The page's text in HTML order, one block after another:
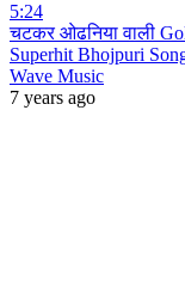
5:24
चटकर ओढनिया वाली
Superhit Bhojpuri
Wave Music
7 years ago